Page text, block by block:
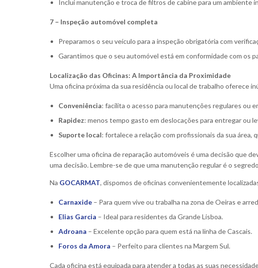
Inclui manutenção e troca de filtros de cabine para um ambiente
7 – Inspeção automóvel completa
Preparamos o seu veículo para a inspeção obrigatória com
Garantimos que o seu automóvel está em conformidade com os
Localização das Oficinas: A Importância da Proximidade
Uma oficina próxima da sua residência ou local de trabalho oferece
Conveniência: facilita o acesso para manutenções regulares ou
Rapidez: menos tempo gasto em deslocações para entregar ou
Suporte local: fortalece a relação com profissionais da sua área,
Escolher uma oficina de reparação automóveis é uma decisão que
uma decisão. Lembre-se de que uma manutenção regular é o
Na GOCARMAT, dispomos de oficinas convenientemente
Carnaxide – Para quem vive ou trabalha na zona de Oeiras e
Elias Garcia – Ideal para residentes da Grande Lisboa.
Adroana – Excelente opção para quem está na linha de Cascais.
Foros da Amora – Perfeito para clientes na Margem Sul.
Cada oficina está equipada para atender a todas as suas